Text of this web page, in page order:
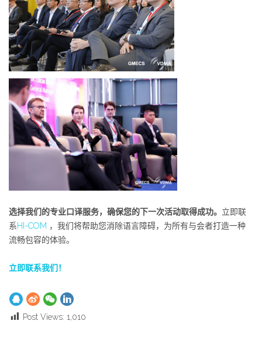
选择我们的专业口译服务，确保您的下一次活动取得成功。 立即联
系HI-COM ，我们将帮助您消除语言障碍，为所有与会者打造一种
流畅包容的体验。
立即联系我们！
Post Views: 1,010